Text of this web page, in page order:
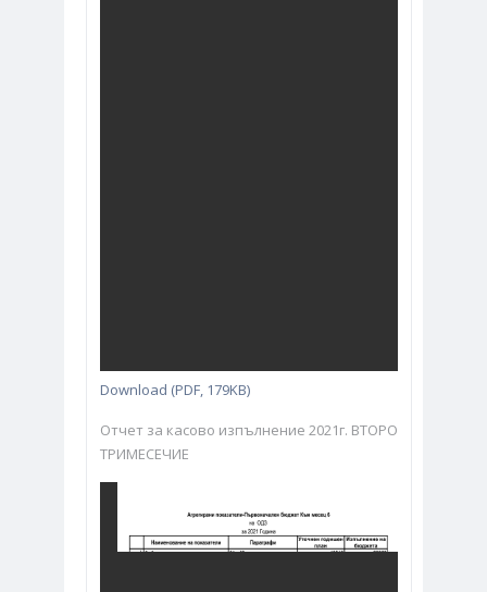
Download (PDF, 179KB)
Отчет за касово изпълнение 2021г. ВТОРО
ТРИМЕСЕЧИЕ